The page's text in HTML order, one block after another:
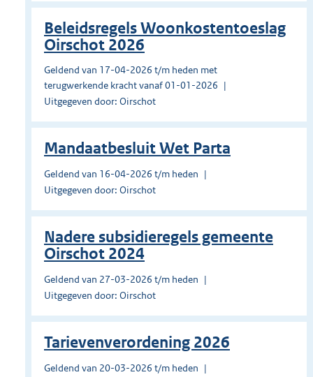
Beleidsregels Woonkostentoeslag
Oirschot 2026
Geldend van 17-04-2026 t/m heden met
terugwerkende kracht vanaf 01-01-2026
Uitgegeven door: Oirschot
Mandaatbesluit Wet Parta
Geldend van 16-04-2026 t/m heden
Uitgegeven door: Oirschot
Nadere subsidieregels gemeente
Oirschot 2024
Geldend van 27-03-2026 t/m heden
Uitgegeven door: Oirschot
Tarievenverordening 2026
Geldend van 20-03-2026 t/m heden